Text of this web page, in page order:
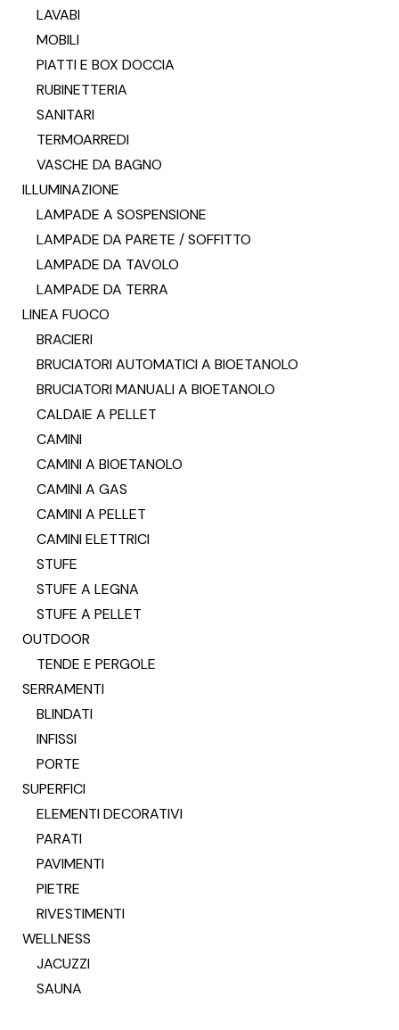
LAVABI
MOBILI
PIATTI E BOX DOCCIA
RUBINETTERIA
SANITARI
TERMOARREDI
VASCHE DA BAGNO
ILLUMINAZIONE
LAMPADE A SOSPENSIONE
LAMPADE DA PARETE / SOFFITTO
LAMPADE DA TAVOLO
LAMPADE DA TERRA
LINEA FUOCO
BRACIERI
BRUCIATORI AUTOMATICI A BIOETANOLO
BRUCIATORI MANUALI A BIOETANOLO
CALDAIE A PELLET
CAMINI
CAMINI A BIOETANOLO
CAMINI A GAS
CAMINI A PELLET
CAMINI ELETTRICI
STUFE
STUFE A LEGNA
STUFE A PELLET
OUTDOOR
TENDE E PERGOLE
SERRAMENTI
BLINDATI
INFISSI
PORTE
SUPERFICI
ELEMENTI DECORATIVI
PARATI
PAVIMENTI
PIETRE
RIVESTIMENTI
WELLNESS
JACUZZI
SAUNA